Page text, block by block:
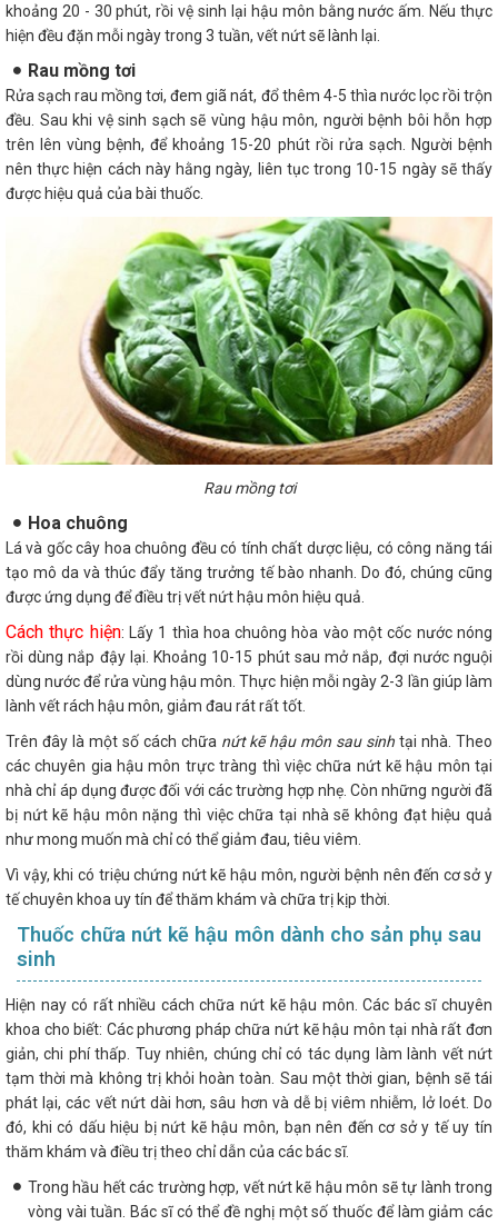
khoảng 20 - 30 phút, rồi vệ sinh lại hậu môn bằng nước ấm. Nếu thực
hiện đều đặn mỗi ngày trong 3 tuần, vết nứt sẽ lành lại.
Rau mồng tơi
Rửa sạch rau mồng tơi, đem giã nát, đổ thêm 4-5 thìa nước lọc rồi trộn
đều. Sau khi vệ sinh sạch sẽ vùng hậu môn, người bệnh bôi hỗn hợp
trên lên vùng bệnh, để khoảng 15-20 phút rồi rửa sạch. Người bệnh
nên thực hiện cách này hằng ngày, liên tục trong 10-15 ngày sẽ thấy
được hiệu quả của bài thuốc.
Rau mồng tơi
Hoa chuông
Lá và gốc cây hoa chuông đều có tính chất dược liệu, có công năng tái
tạo mô da và thúc đẩy tăng trưởng tế bào nhanh. Do đó, chúng cũng
được ứng dụng để điều trị vết nứt hậu môn hiệu quả.
Cách thực hiện: Lấy 1 thìa hoa chuông hòa vào một cốc nước nóng
rồi dùng nắp đậy lại. Khoảng 10-15 phút sau mở nắp, đợi nước nguội
dùng nước để rửa vùng hậu môn. Thực hiện mỗi ngày 2-3 lần giúp làm
lành vết rách hậu môn, giảm đau rát rất tốt.
Trên đây là một số cách chữa nứt kẽ hậu môn sau sinh tại nhà. Theo
các chuyên gia hậu môn trực tràng thì việc chữa nứt kẽ hậu môn tại
nhà chỉ áp dụng được đối với các trường hợp nhẹ. Còn những người đã
bị nứt kẽ hậu môn nặng thì việc chữa tại nhà sẽ không đạt hiệu quả
như mong muốn mà chỉ có thể giảm đau, tiêu viêm.
Vì vậy, khi có triệu chứng nứt kẽ hậu môn, người bệnh nên đến cơ sở y
tế chuyên khoa uy tín để thăm khám và chữa trị kịp thời.
Thuốc chữa nứt kẽ hậu môn dành cho sản phụ sau
sinh
Hiện nay có rất nhiều cách chữa nứt kẽ hậu môn. Các bác sĩ chuyên
khoa cho biết: Các phương pháp chữa nứt kẽ hậu môn tại nhà rất đơn
giản, chi phí thấp. Tuy nhiên, chúng chỉ có tác dụng làm lành vết nứt
tạm thời mà không trị khỏi hoàn toàn. Sau một thời gian, bệnh sẽ tái
phát lại, các vết nứt dài hơn, sâu hơn và dễ bị viêm nhiễm, lở loét. Do
đó, khi có dấu hiệu bị nứt kẽ hậu môn, bạn nên đến cơ sở y tế uy tín
thăm khám và điều trị theo chỉ dẫn của các bác sĩ.
Trong hầu hết các trường hợp, vết nứt kẽ hậu môn sẽ tự lành trong
vòng vài tuần. Bác sĩ có thể đề nghị một số thuốc để làm giảm các